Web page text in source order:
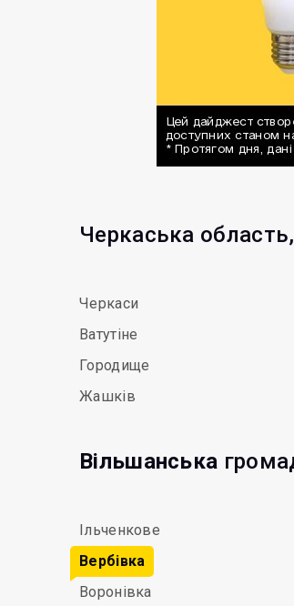
Черкаська
Черкаси
Ватутіне
Городище
Жашків
Вільшанська
Ільченкове
Вербівка
Воронівка